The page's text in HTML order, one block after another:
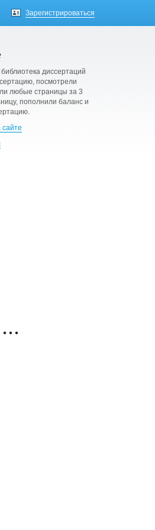
Зарегистрироваться
диссертаций
посмотрели
любые страницы за 3
пополнили баланс и